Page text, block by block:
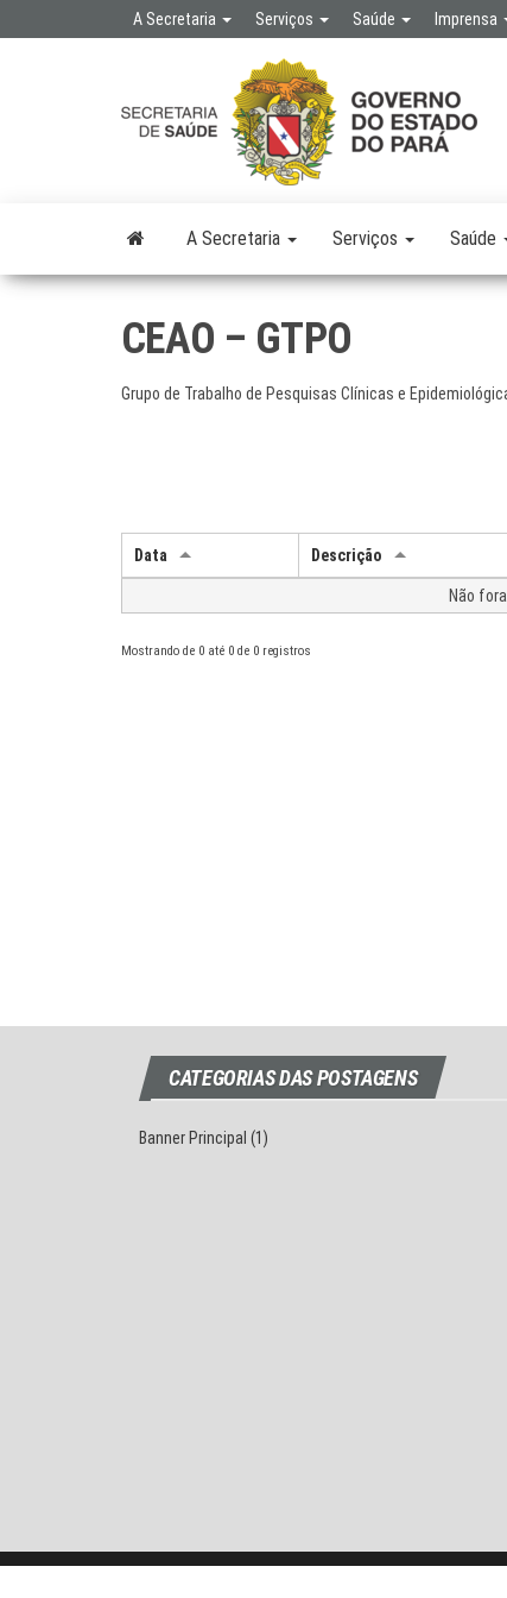
to
A Secretaria Serviços Saúde Imprensa
A Secretaria Serviços Saúde
CEAO – GTPO
Grupo de Trabalho de Pesquisas Clínicas e
Data Descrição
Não
Mostrando de 0 até 0 de 0 registros
CATEGORIAS DAS POSTAGENS
Banner Principal (1)